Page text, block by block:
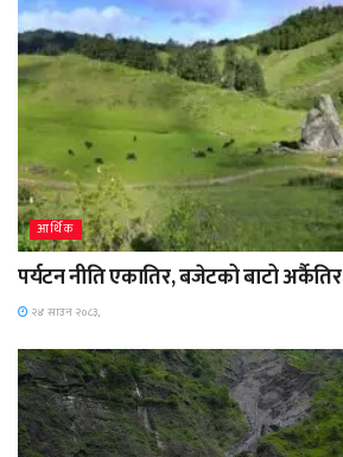
आर्थिक
पर्यटन नीति एकातिर, बजेटको बाटो अर्कैतिर
२४ साउन २०८३,